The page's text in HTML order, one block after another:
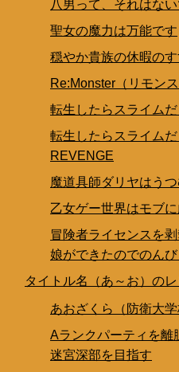
八男って、それはない
聖女の魔力は万能です
穏やか貴族の休暇のす
Re:Monster（リモンス
転生したらスライム
転生したらスライム
REVENGE
魔道具師ダリヤはう
乙女ゲー世界はモブ
冒険者ライセンスを
娘ができたのでのん
タイトル名（あ～お）の
あおざくら（防衛大学
Aランクパーティを離
迷宮深部を目指す